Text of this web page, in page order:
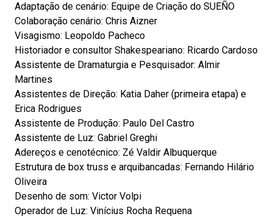
Adaptação de cenário: Equipe de Criação do SUEÑO
Colaboração cenário: Chris Aizner
Visagismo: Leopoldo Pacheco
Historiador e consultor Shakespeariano: Ricardo Cardoso
Assistente de Dramaturgia e Pesquisador: Almir
Martines
Assistentes de Direção: Katia Daher (primeira etapa) e
Erica Rodrigues
Assistente de Produção: Paulo Del Castro
Assistente de Luz: Gabriel Greghi
Adereços e cenotécnico: Zé Valdir Albuquerque
Estrutura de box truss e arquibancadas: Fernando Hilário
Oliveira
Desenho de som: Victor Volpi
Operador de Luz: Vinícius Rocha Requena